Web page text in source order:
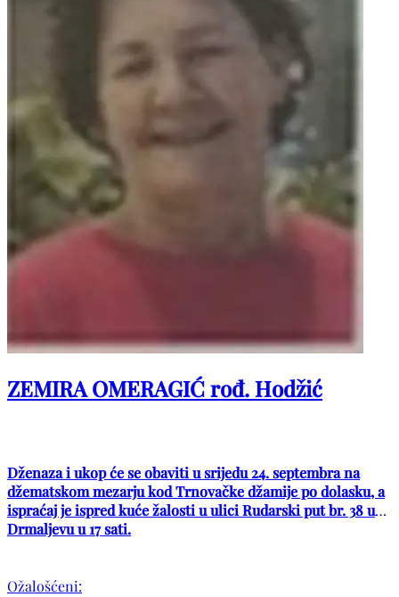
ZEMIRA OMERAGIĆ rođ. Hodžić
Dženaza i ukop će se obaviti u srijedu 24. septembra na
džematskom mezarju kod Trnovačke džamije po dolasku, a
ispraćaj je ispred kuće žalosti u ulici Rudarski put br. 38 u
Drmaljevu u 17 sati.
Ožalošćeni: